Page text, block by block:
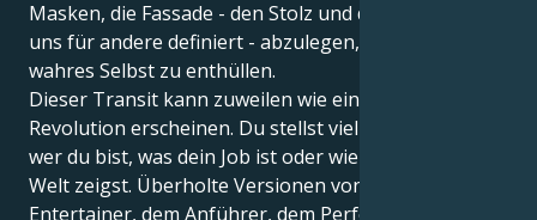
Masken, die Fassade - den Stolz und die Leistung, die
uns für andere definiert - abzulegen, um nur Ihr
wahres Selbst zu enthüllen.
Dieser Transit kann zuweilen wie eine persönliche
Revolution erscheinen. Du stellst vielleicht in Frage,
wer du bist, was dein Job ist oder wie du dich in der
Welt zeigst. Überholte Versionen von "Leo, dem
Entertainer, dem Anführer, dem Performer" könnten